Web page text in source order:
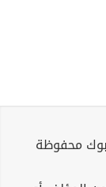
محفوظة